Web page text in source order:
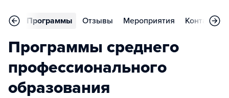
Программы Отзывы Мероприятия Контакты
Программы среднего
профессионального
образования